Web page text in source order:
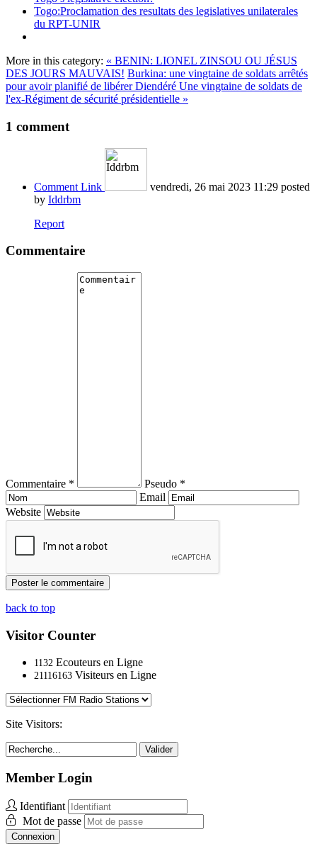
Togo:Proclamation des resultats des legislatives unilaterales
du RPT-UNIR
More in this category: « BENIN: LIONEL ZINSOU OU JÉSUS
DES JOURS MAUVAIS! Burkina: une vingtaine de soldats arrêtés
pour avoir planifié de libérer Diendéré Une vingtaine de soldats de
l'ex-Régiment de sécurité présidentielle »
1 comment
Comment Link vendredi, 26 mai 2023 11:29 posted
by Iddrbm
Report
Commentaire
Commentaire *
Pseudo *
Email
Website
back to top
Visitor Counter
1132 Ecouteurs en Ligne
21116163 Visiteurs en Ligne
Site Visitors:
Valider
Member Login
Identifiant
Mot de passe
Connexion